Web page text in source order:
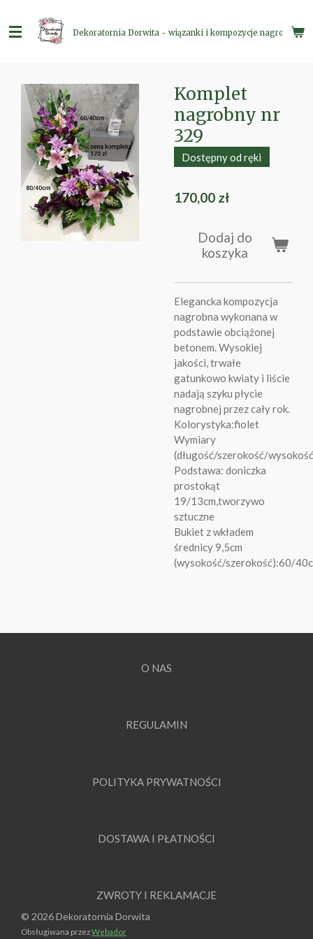
do
głównej
Dekoratornia Dorwita - wiązanki i kompozycje nagrobne
Komplet
nagrobny nr
329
Dostępny od ręki
170,00 zł
Dodaj do
koszyka
Elegancka kompozycja
nagrobna wykonana w
podstawie obciążonej
betonem. Wysokiej
jakości, trwałe
gatunkowo kwiaty i liście
nadają szyku płycie
nagrobnej przez cały rok.
Kolorystyka:fiolet
Wymiary
(długość/szerokość/
Podstawa: doniczka
prostokąt
19/13cm,tworzywo
sztuczne
Bukiet z wkładem
średnicy 9,5cm
(wysokość/szerokość):60/
O NAS
REGULAMIN
POLITYKA PRYWATNOŚCI
DOSTAWA I PŁATNOŚCI
ZWROTY I REKLAMACJE
© 2026 Dekoratornia Dorwita
Obsługiwana przezWebador